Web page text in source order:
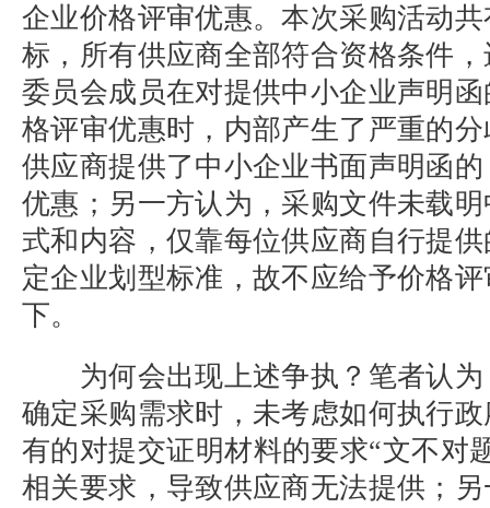
企业价格评审优惠。本次采购活动
标，所有供应商全部符合资格条件
委员会成员在对提供中小企业声明
格评审优惠时，内部产生了严重的
供应商提供了中小企业书面声明函
优惠；另一方认为，采购文件未载
式和内容，仅靠每位供应商自行提
定企业划型标准，故不应给予价格
下。
为何会出现上述争执？笔者认
确定采购需求时，未考虑如何执行
有的对提交证明材料的要求“文不对
相关要求，导致供应商无法提供；